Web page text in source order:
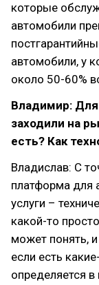
которые
автомобили
автомобили, у
около 50-60%
Владимир:
заходили на
есть? Как
Владислав: С
платформа для
услуги –
какой-то
может понять,
если есть
определяется